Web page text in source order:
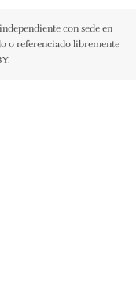
con sede en
o referenciado libremente